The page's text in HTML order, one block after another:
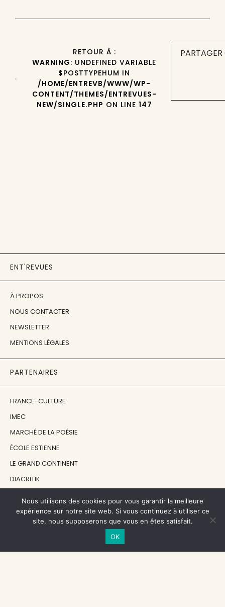
RETOUR À :
WARNING: UNDEFINED VARIABLE
$POSTTYPEHUM IN
/HOME/ENTREVB/WWW/WP-
CONTENT/THEMES/ENTREVUES-
NEW/SINGLE.PHP ON LINE 147
ENT'REVUES
À PROPOS
NOUS CONTACTER
NEWSLETTER
MENTIONS LÉGALES
PARTENAIRES
FRANCE-CULTURE
IMEC
MARCHÉ DE LA POÉSIE
ÉCOLE ESTIENNE
LE GRAND CONTINENT
DIACRITIK
NOS SOUTIENS
CENTRE NATIONAL DU LIVRE
Nous utilisons des cookies pour vous garantir la meilleure
expérience sur notre site web. Si vous continuez à utiliser ce
site, nous supposerons que vous en êtes satisfait.
OK